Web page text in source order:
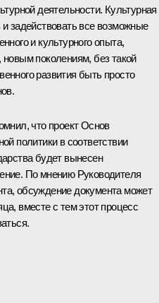
деятельности. Культурная
задействовать все возможные
и культурного опыта,
поколениям, без такой
развития быть просто
что проект Основ
политики в соответствии
будет вынесен
По мнению Руководителя
обсуждение документа может
вместе с тем этот процесс